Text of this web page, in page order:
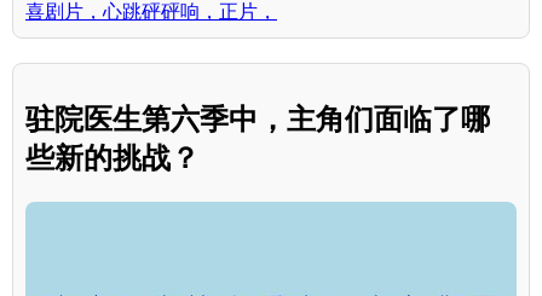
喜剧片，心跳砰砰响，正片，
驻院医生第六季中，主角们面临了哪
些新的挑战？